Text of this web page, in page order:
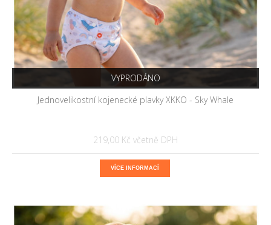
VYPRODÁNO
Jednovelikostní kojenecké plavky XKKO - Sky Whale
219,00 Kč
VÍCE INFORMACÍ